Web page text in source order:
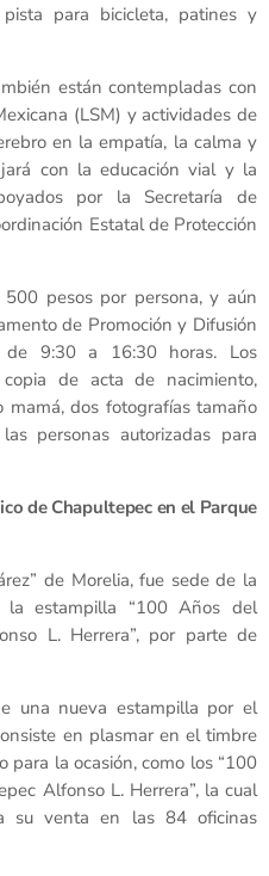
para bicicleta, patines y
están contempladas con
(LSM) y actividades de
en la empatía, la calma y
con la educación vial y la
por la Secretaría de
Estatal de Protección
pesos por persona, y aún
de Promoción y Difusión
9:30 a 16:30 horas. Los
de acta de nacimiento,
mamá, dos fotografías tamaño
personas autorizadas para
de Chapultepec en el Parque
de Morelia, fue sede de la
la estampilla “100 Años del
L. Herrera”, por parte de
una nueva estampilla por el
en plasmar en el timbre
para la ocasión, como los “100
Alfonso L. Herrera”, la cual
su venta en las 84 oficinas